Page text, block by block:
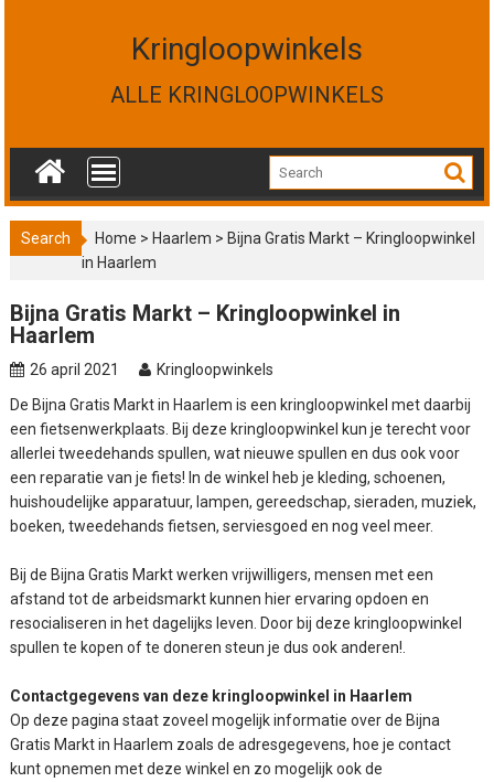
n
Kringloopwinkels
ALLE KRINGLOOPWINKELS
Search Home >Haarlem >Bijna Gratis Markt – Kringloopwinkel
in Haarlem
Bijna Gratis Markt – Kringloopwinkel in
Haarlem
26 april 2021
Kringloopwinkels
De Bijna Gratis Markt in Haarlem is een kringloopwinkel met daarbij
een fietsenwerkplaats. Bij deze kringloopwinkel kun je terecht voor
allerlei tweedehands spullen, wat nieuwe spullen en dus ook voor
een reparatie van je fiets! In de winkel heb je kleding, schoenen,
huishoudelijke apparatuur, lampen, gereedschap, sieraden, muziek,
boeken, tweedehands fietsen, serviesgoed en nog veel meer.
Bij de Bijna Gratis Markt werken vrijwilligers, mensen met een
afstand tot de arbeidsmarkt kunnen hier ervaring opdoen en
resocialiseren in het dagelijks leven. Door bij deze kringloopwinkel
spullen te kopen of te doneren steun je dus ook anderen!.
Contactgegevens van deze kringloopwinkel in Haarlem
Op deze pagina staat zoveel mogelijk informatie over de Bijna
Gratis Markt in Haarlem zoals de adresgegevens, hoe je contact
kunt opnemen met deze winkel en zo mogelijk ook de